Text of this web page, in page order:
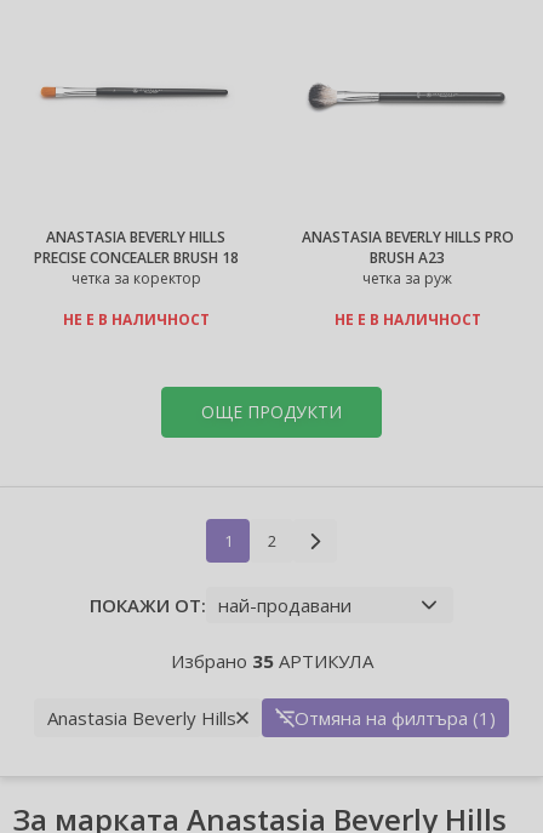
ANASTASIA BEVERLY HILLS
PRECISE CONCEALER BRUSH 18
четка за коректор
НЕ Е В НАЛИЧНОСТ
ANASTASIA BEVERLY HILLS PRO
BRUSH A23
четка за руж
НЕ Е В НАЛИЧНОСТ
ОЩЕ ПРОДУКТИ
1 2
ПОКАЖИ ОТ:
Избрано 35АРТИКУЛА
Anastasia Beverly Hills Отмяна на филтъра (1)
За марката Anastasia Beverly Hills